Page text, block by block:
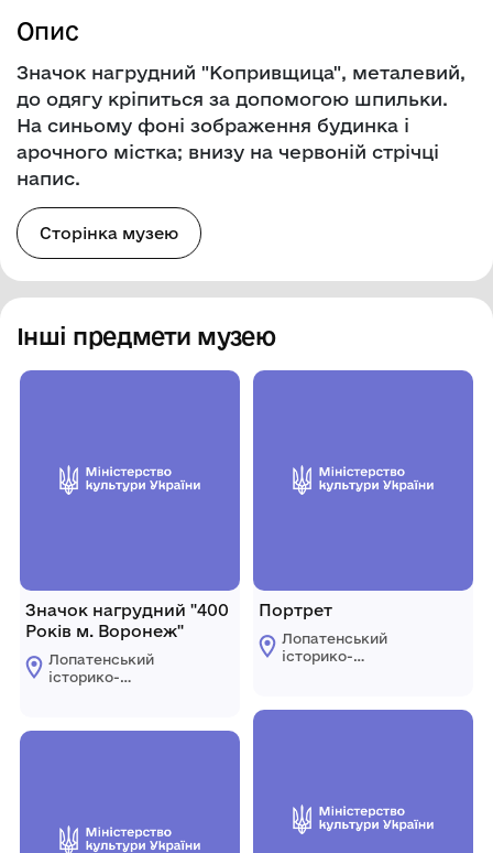
Опис
Значок нагрудний "Копривщица", металевий,
до одягу кріпиться за допомогою шпильки.
На синьому фоні зображення будинка і
арочного містка; внизу на червоній стрічці
напис.
Сторінка музею
Інші предмети музею
Значок нагрудний "400
Років м. Воронеж"
Лопатенський
історико-
Портрет
Лопатенський
історико-